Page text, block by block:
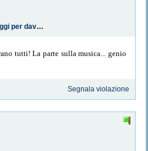
I Veri Master sono saggi per davvero...
tutti! La parte sulla musica... genio
Segnala violazione